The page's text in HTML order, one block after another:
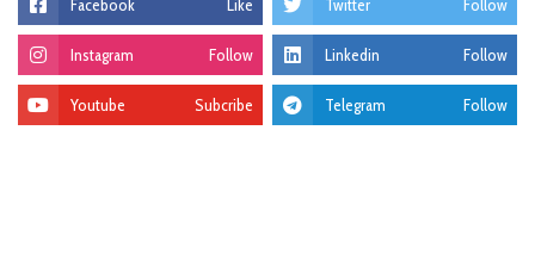
Facebook Like Twitter Follow
Instagram Follow Linkedin Follow
Youtube Subcribe Telegram Follow